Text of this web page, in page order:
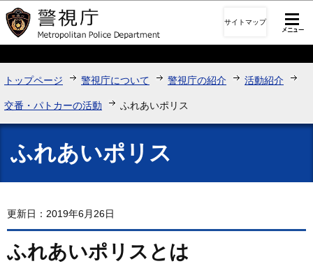
このページの本文へ移動
サイトマップ
トップページ 警視庁について 警視庁の紹介 活動紹介
交番・パトカーの活動 ふれあいポリス
ふれあいポリス
更新日：2019年6月26日
ふれあいポリスとは